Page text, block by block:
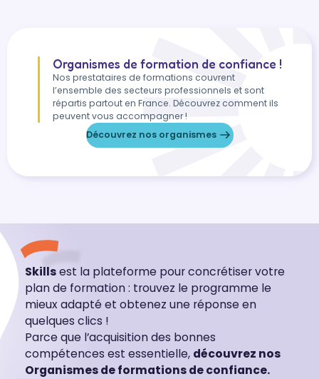
Organismes de formation de confiance !
Nos prestataires de formations couvrent
l’ensemble des secteurs professionnels et sont
répartis partout en France. Découvrez comment ils
peuvent vous accompagner !
Découvrez nos organismes
Skillsest la plateforme pour concrétiser votre
plan de formation : trouvez le programme le
mieux adapté et obtenez une réponse en
quelques clics !
Parce que l’acquisition des bonnes
compétences est essentielle, découvrez nos
Organismes de formations de confiance.